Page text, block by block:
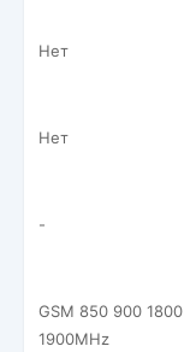
Нет
Нет
-
GSM 850 900 1800
1900MHz